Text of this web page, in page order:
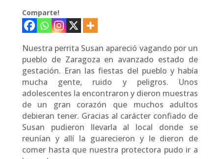
Comparte!
Nuestra perrita Susan apareció vagando por un
pueblo de Zaragoza en avanzado estado de
gestación. Eran las fiestas del pueblo y había
mucha gente, ruido y peligros. Unos
adolescentes la encontraron y dieron muestras
de un gran corazón que muchos adultos
debieran tener. Gracias al carácter confiado de
Susan pudieron llevarla al local donde se
reunían y allí la guarecieron y le dieron de
comer hasta que nuestra protectora pudo ir a